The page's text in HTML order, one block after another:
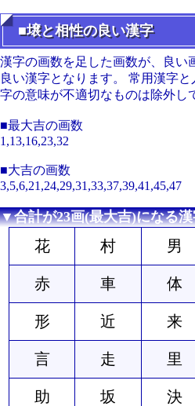
■壌と相性の良い漢字
漢字の画数を足した画数が、良い
良い漢字となります。 常用漢字
字の意味が不適切なものは除外し
■最大吉の画数
1,13,16,23,32
■大吉の画数
3,5,6,21,24,29,31,33,37,39,41,45,47
▼合計が23画(最大吉)になる
花 村 男
赤 車 体
形 近 来
言 走 里
助 坂 決